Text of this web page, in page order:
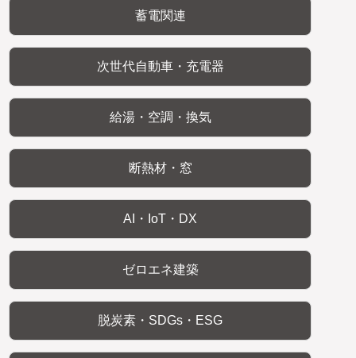
蓄電関連
次世代自動車・充電器
給湯・空調・換気
断熱材・窓
AI・IoT・DX
ゼロエネ建築
脱炭素・SDGs・ESG